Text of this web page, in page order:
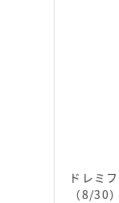
ドレミ
（8/30）